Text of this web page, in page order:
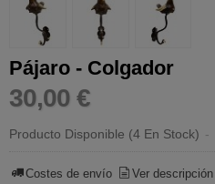
Pájaro - Colgador
30,00 €
Producto Disponible (4 En Stock) -
Costes de envío Ver descripción